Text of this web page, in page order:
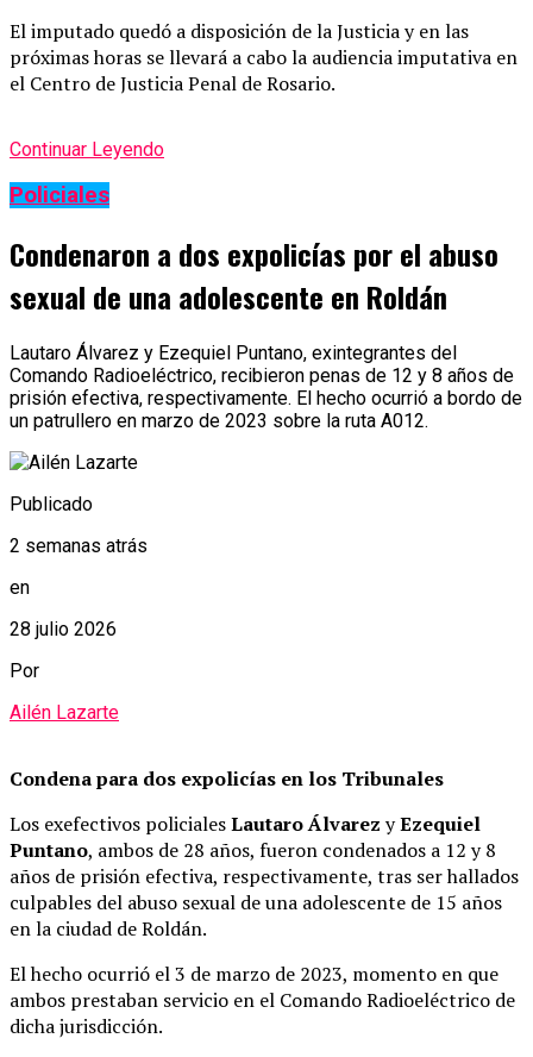
El imputado quedó a disposición de la Justicia y en las
próximas horas se llevará a cabo la audiencia imputativa en
el Centro de Justicia Penal de Rosario.
Continuar Leyendo
Policiales
Condenaron a dos expolicías por el abuso
sexual de una adolescente en Roldán
Lautaro Álvarez y Ezequiel Puntano, exintegrantes del
Comando Radioeléctrico, recibieron penas de 12 y 8 años de
prisión efectiva, respectivamente. El hecho ocurrió a bordo de
un patrullero en marzo de 2023 sobre la ruta A012.
Publicado
2 semanas atrás
en
28 julio 2026
Por
Ailén Lazarte
Condena para dos expolicías en los Tribunales
Los exefectivos policialesLautaro Álvarez yEzequiel
Puntano, ambos de 28 años, fueron condenados a 12 y 8
años de prisión efectiva, respectivamente, tras ser hallados
culpables del abuso sexual de una adolescente de 15 años
en la ciudad de Roldán.
El hecho ocurrió el 3 de marzo de 2023, momento en que
ambos prestaban servicio en el Comando Radioeléctrico de
dicha jurisdicción.